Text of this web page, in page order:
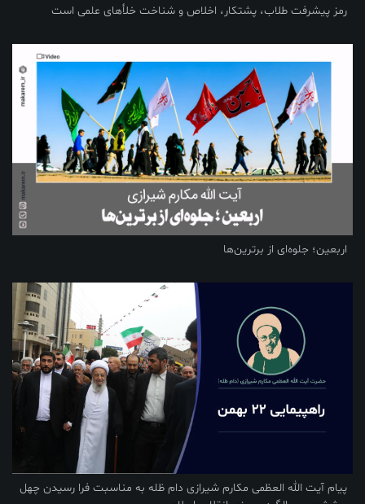
رمز پیشرفت طلاب، پشتکار، اخلاص و شناخت خلأهای علمی است
اربعین؛ جلوه‌ای از برترین‌ها
پیام آیت الله العظمی مکارم شیرازی دام ظله به مناسبت فرا رسیدن چهل